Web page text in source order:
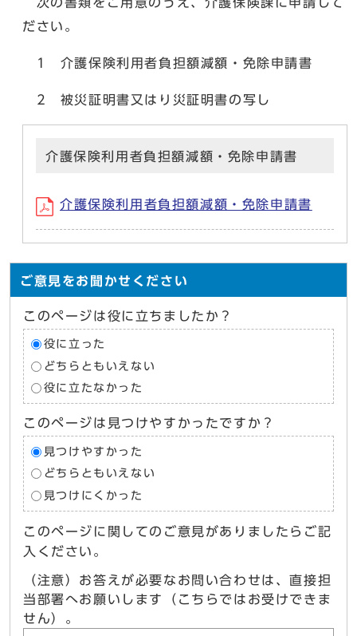
ださい。
1 介護保険利用者負担額減額・免除申請書
2 被災証明書又はり災証明書の写し
介護保険利用者負担額減額・免除申請書
介護保険利用者負担額減額・免除申請書
ご意見をお聞かせください
このページは役に立ちましたか？
役に立った
どちらともいえない
役に立たなかった
このページは見つけやすかったですか？
見つけやすかった
どちらともいえない
見つけにくかった
このページに関してのご意見がありましたらご記
入ください。
（注意）お答えが必要なお問い合わせは、直接担
当部署へお願いします（こちらではお受けできま
せん）。